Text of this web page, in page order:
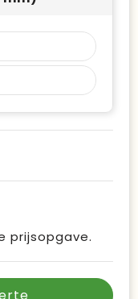
prijsopgave.